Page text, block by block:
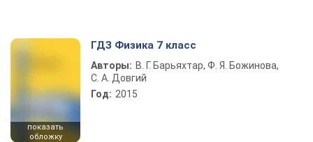
показать
обложку
ГДЗ Физика 7 класс
Авторы: В. Г. Барьяхтар, Ф. Я. Божинова,
С. А. Довгий
Год: 2015